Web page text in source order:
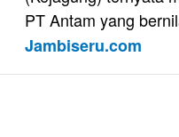
PT Antam yang
Jambiseru.com